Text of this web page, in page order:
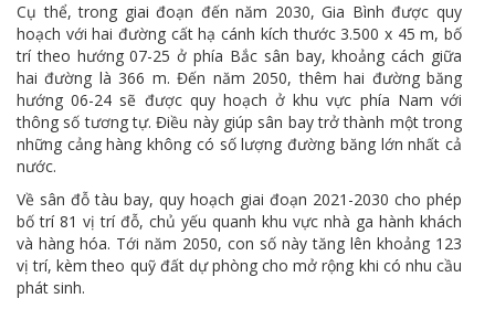
Cụ thể, trong giai đoạn đến năm 2030, Gia Bình được quy
hoạch với hai đường cất hạ cánh kích thước 3.500 x 45 m, bố
trí theo hướng 07-25 ở phía Bắc sân bay, khoảng cách giữa
hai đường là 366 m. Đến năm 2050, thêm hai đường băng
hướng 06-24 sẽ được quy hoạch ở khu vực phía Nam với
thông số tương tự. Điều này giúp sân bay trở thành một trong
những cảng hàng không có số lượng đường băng lớn nhất cả
nước.
Về sân đỗ tàu bay, quy hoạch giai đoạn 2021-2030 cho phép
bố trí 81 vị trí đỗ, chủ yếu quanh khu vực nhà ga hành khách
và hàng hóa. Tới năm 2050, con số này tăng lên khoảng 123
vị trí, kèm theo quỹ đất dự phòng cho mở rộng khi có nhu cầu
phát sinh.